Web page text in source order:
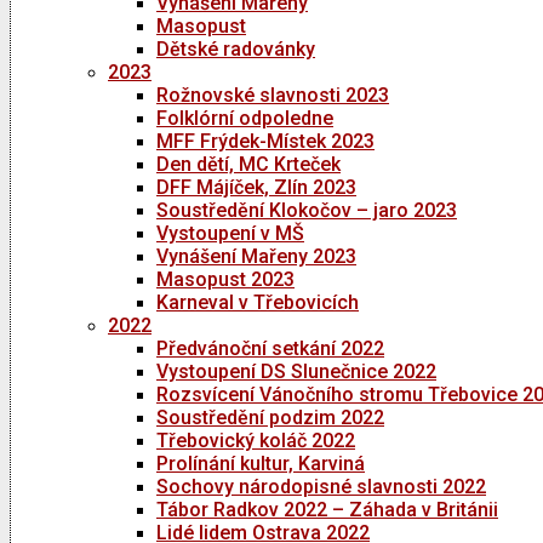
Masopust
Dětské radovánky
2023
Rožnovské slavnosti 2023
Folklórní odpoledne
MFF Frýdek-Místek 2023
Den dětí, MC Krteček
DFF Májíček, Zlín 2023
Soustředění Klokočov – jaro 2023
Vystoupení v MŠ
Vynášení Mařeny 2023
Masopust 2023
Karneval v Třebovicích
2022
Předvánoční setkání 2022
Vystoupení DS Slunečnice 2022
Rozsvícení Vánočního stromu Třebovice
Soustředění podzim 2022
Třebovický koláč 2022
Prolínání kultur, Karviná
Sochovy národopisné slavnosti 2022
Tábor Radkov 2022 – Záhada v Británii
Lidé lidem Ostrava 2022